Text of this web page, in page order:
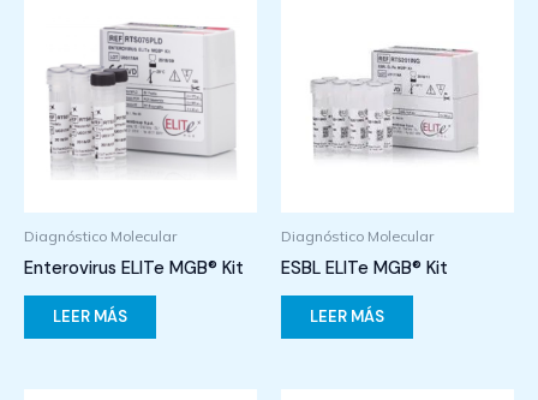
Diagnóstico Molecular
Enterovirus ELITe MGB® Kit
LEER MÁS
Diagnóstico Molecular
ESBL ELITe MGB® Kit
LEER MÁS